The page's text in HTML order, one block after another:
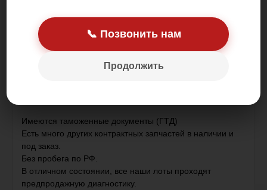
📞 Позвонить нам
Продолжить
Имеются таможенные документы (ГТД)
Есть много других контрактных запчастей в наличии и
под заказ.
Без пробега по РФ.
В отличном состоянии, все наши лоты проходят
предпродажную диагностику.